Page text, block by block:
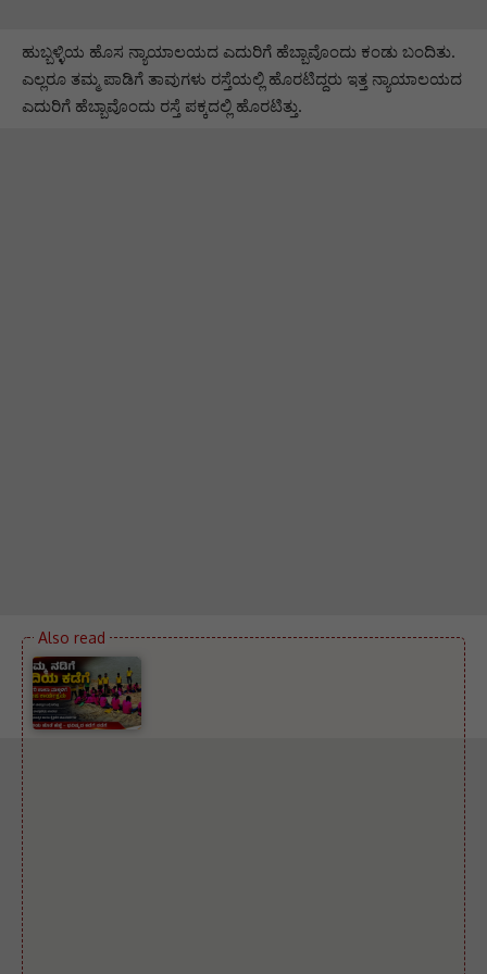
ಹುಬ್ಬಳ್ಳಿಯ ಹೊಸ ನ್ಯಾಯಾಲಯದ ಎದುರಿಗೆ ಹೆಬ್ಬಾವೊಂದು ಕಂಡು ಬಂದಿತು.
ಎಲ್ಲರೂ ತಮ್ಮ ಪಾಡಿಗೆ ತಾವುಗಳು ರಸ್ತೆಯಲ್ಲಿ ಹೊರಟಿದ್ದರು ಇತ್ತ ನ್ಯಾಯಾಲಯದ
ಎದುರಿಗೆ ಹೆಬ್ಬಾವೊಂದು ರಸ್ತೆ ಪಕ್ಕದಲ್ಲಿ ಹೊರಟಿತ್ತು.